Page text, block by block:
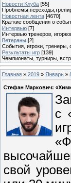
Новости Клуба [55]
Новостная лента [4670]
Краткие сообщения о
Интервью [7]
Интервью тренеров,
Ветераны [2]
События, игроки, тренеры,
Результаты игр [139]
Чемпионаты, турниры,
Главная » 2019 » Январь »
Стефан Маркович:
с
свой